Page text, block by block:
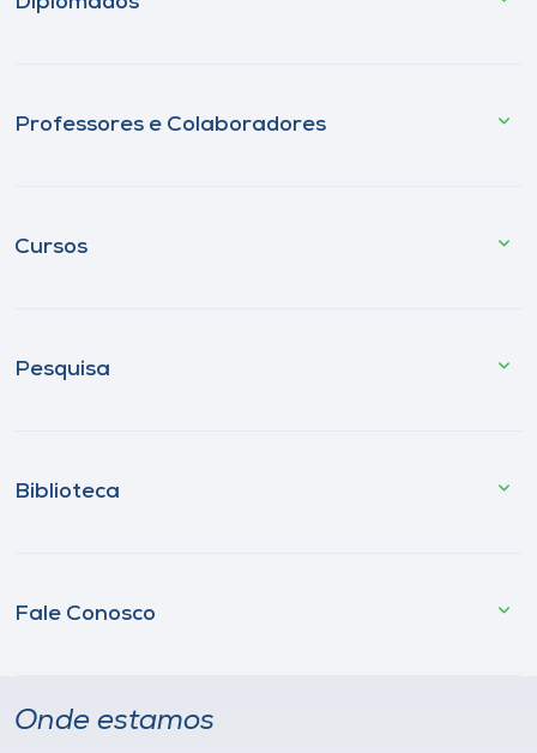
Professores e Colaboradores
Cursos
Pesquisa
Biblioteca
Fale Conosco
Onde estamos